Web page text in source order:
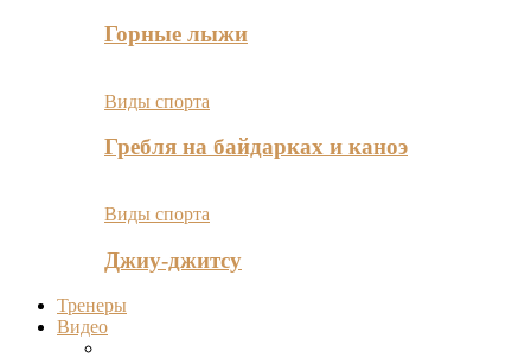
Горные лыжи
Виды спорта
Гребля на байдарках и каноэ
Виды спорта
Джиу-джитсу
Тренеры
Видео